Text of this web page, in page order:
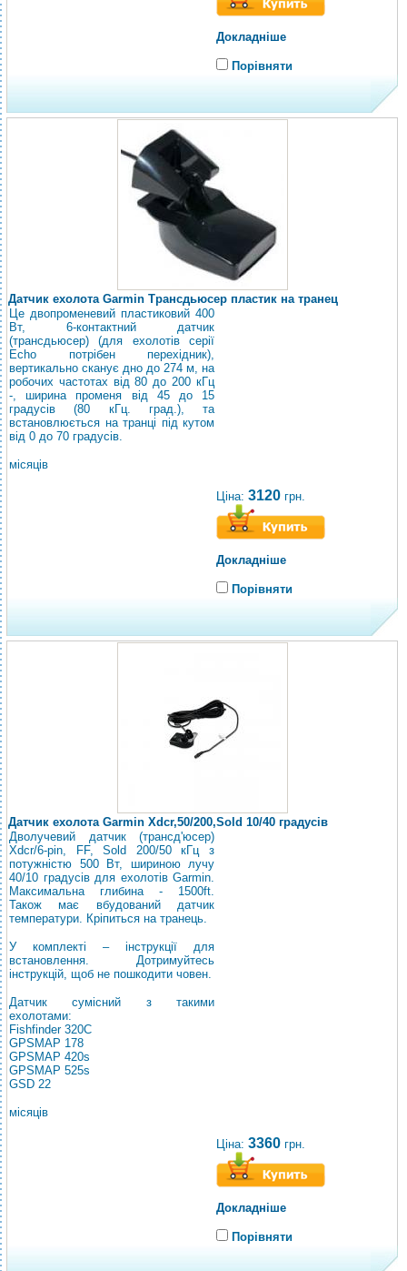
Докладніше
Порівняти
Датчик ехолота Garmin Трансдьюсер пластик на транец
Це двопроменевий пластиковий 400
Вт, 6-контактний датчик
(трансдьюсер) (для ехолотів серії
Echo потрібен перехідник),
вертикально сканує дно до 274 м, на
робочих частотах від 80 до 200 кГц
-, ширина променя від 45 до 15
градусів (80 кГц. град.), та
встановлюється на транці під кутом
від 0 до 70 градусів.
місяців
Ціна: 3120 грн.
Докладніше
Порівняти
Датчик ехолота Garmin Xdcr,50/200,Sold 10/40 градусів
Дволучевий датчик (трансд'юсер)
Xdcr/6-pin, FF, Sold 200/50 кГц з
потужністю 500 Вт, шириною лучу
40/10 градусів для ехолотів Garmin.
Максимальна глибина - 1500ft.
Також має вбудований датчик
температури. Кріпиться на транець.
У комплекті – інструкції для
встановлення. Дотримуйтесь
інструкцій, щоб не пошкодити човен.
Датчик сумісний з такими
ехолотами:
Fishfinder 320C
GPSMAP 178
GPSMAP 420s
GPSMAP 525s
GSD 22
місяців
Ціна: 3360 грн.
Докладніше
Порівняти